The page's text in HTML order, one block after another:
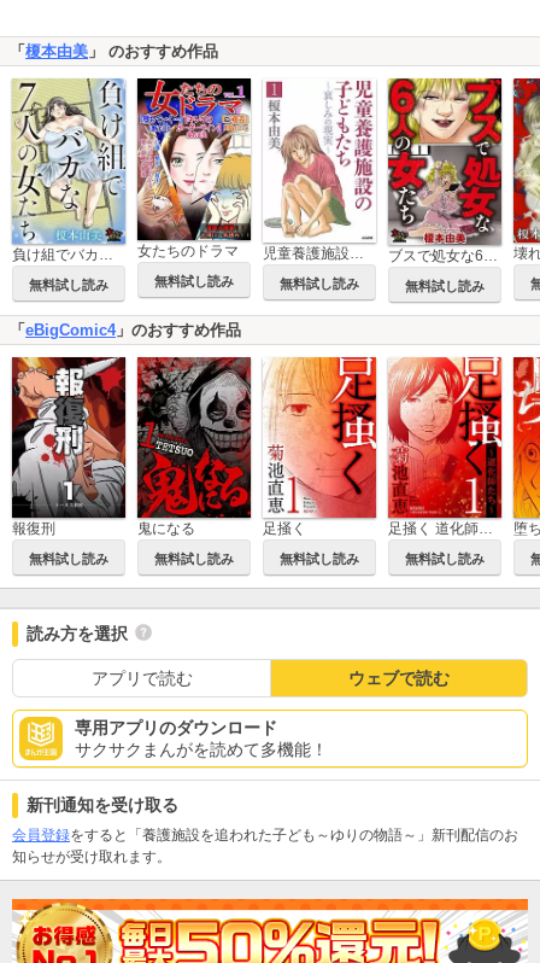
「 榎本由美 」 のおすすめ作品
負け組でバカな7人の女たち
無料試し読み
女たちのドラマ
無料試し読み
児童養護施設の子どもたち
無料試し読み 無料試し読み
壊
「 eBigComic4」のおすすめ作品
報復刑
無料試し読み
鬼になる
無料試し読み
足掻く
無料試し読み
足掻く 道化師たち
無料試し読み
堕
読み方を選択
アプリで読む ウェブで読む
専用アプリのダウンロード
サクサクまんがを読めて多機能！
新刊通知を受け取る
会員登録をすると「養護施設を追われた子ども～ゆりの物語～」新刊配信のお
知らせが受け取れます。